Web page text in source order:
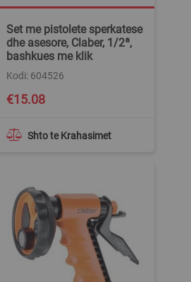
Set me pistolete sperkatese
dhe asesore, Claber, 1/2ª,
bashkues me klik
Kodi: 604526
Shto te Krahasimet
€15.08